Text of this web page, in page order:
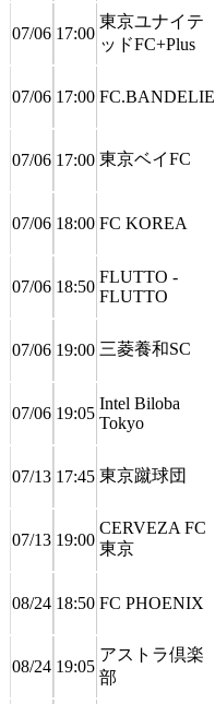
07/06 17:00
東京ユナイテ
ッドFC+Plus
07/06 17:00 FC.BANDELIE
07/06 17:00 東京ベイFC
07/06 18:00 FC KOREA
07/06 18:50
FLUTTO -
FLUTTO
07/06 19:00 三菱養和SC
07/06 19:05
Intel Biloba
Tokyo
07/13 17:45 東京蹴球団
07/13 19:00
CERVEZA FC
東京
08/24 18:50 FC PHOENIX
08/24 19:05
アストラ倶楽
部